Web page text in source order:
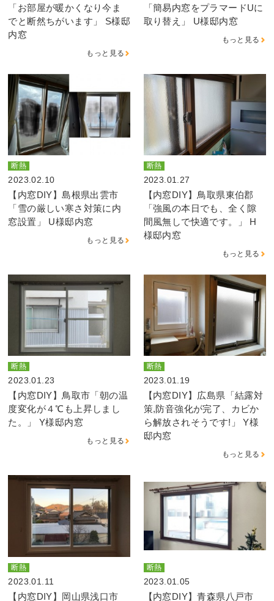
「お部屋が暖かくなり今ま
でと断然ちがいます」 S様邸
内窓
もっと見る
「簡易内窓をプラマードUに
取り替え」 U様邸内窓
もっと見る
断熱
2023.02.10
【内窓DIY】島根県出雲市
「雪の厳しい寒さ対策に内
窓設置」 U様邸内窓
もっと見る
断熱
2023.01.27
【内窓DIY】鳥取県東伯郡
「強風の本日でも、全く隙
間風無しで快適です。」 H
様邸内窓
もっと見る
断熱
2023.01.23
【内窓DIY】鳥取市「朝の温
度変化が４℃も上昇しまし
た。」 Y様邸内窓
もっと見る
断熱
2023.01.19
【内窓DIY】広島県「結露対
策,防音強化が完了、カビか
ら解放されそうです!」 Y様
邸内窓
もっと見る
断熱
2023.01.11
【内窓DIY】岡山県浅口市
断熱
2023.01.05
【内窓DIY】青森県八戸市